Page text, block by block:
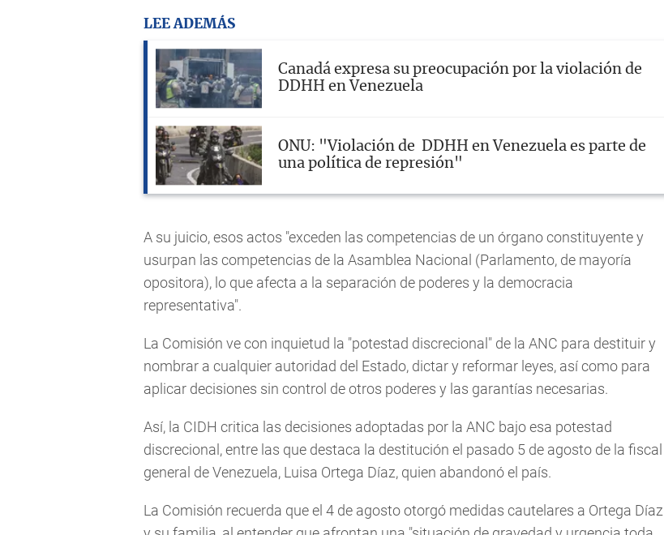
LEE ADEMÁS
Canadá expresa su preocupación por la violación de
DDHH en Venezuela
ONU: "Violación de DDHH en Venezuela es parte de
una política de represión"
A su juicio, esos actos "exceden las competencias de un órgano constituyente y
usurpan las competencias de la Asamblea Nacional (Parlamento, de mayoría
opositora), lo que afecta a la separación de poderes y la democracia
representativa".
La Comisión ve con inquietud la "potestad discrecional" de la ANC para destituir y
nombrar a cualquier autoridad del Estado, dictar y reformar leyes, así como para
aplicar decisiones sin control de otros poderes y las garantías necesarias.
Así, la CIDH critica las decisiones adoptadas por la ANC bajo esa potestad
discrecional, entre las que destaca la destitución el pasado 5 de agosto de la fiscal
general de Venezuela, Luisa Ortega Díaz, quien abandonó el país.
La Comisión recuerda que el 4 de agosto otorgó medidas cautelares a Ortega Díaz